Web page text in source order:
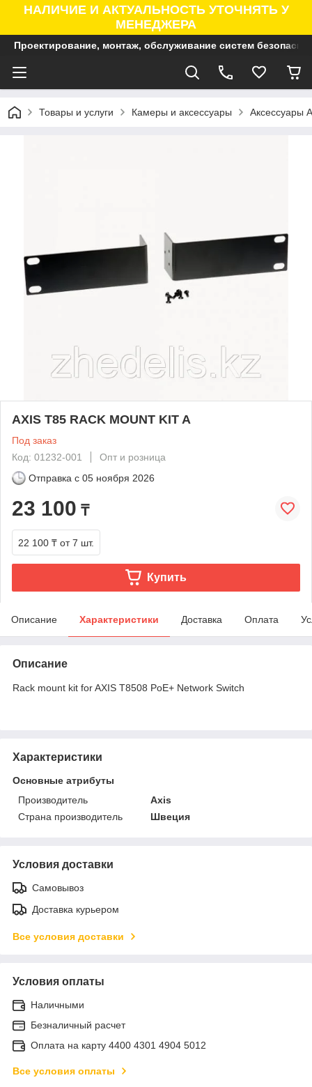
НАЛИЧИЕ И АКТУАЛЬНОСТЬ УТОЧНЯТЬ У
МЕНЕДЖЕРА
Проектирование, монтаж, обслуживание систем
Товары и услуги Камеры и аксессуары Аксессуары
AXIS T85 RACK MOUNT KIT A
Под заказ
Код: 01232-001
Опт и розница
Отправка с 05 ноября 2026
23 100 ₸
22 100 ₸ от 7 шт.
Купить
Описание Характеристики Доставка Оплата
Описание
Rack mount kit for AXIS T8508 PoE+ Network Switch
Характеристики
Основные атрибуты
Производитель
Axis
Страна производитель
Швеция
Условия доставки
Самовывоз
Доставка курьером
Все условия доставки
Условия оплаты
Наличными
Безналичный расчет
Оплата на карту 4400 4301 4904 5012
Все условия оплаты